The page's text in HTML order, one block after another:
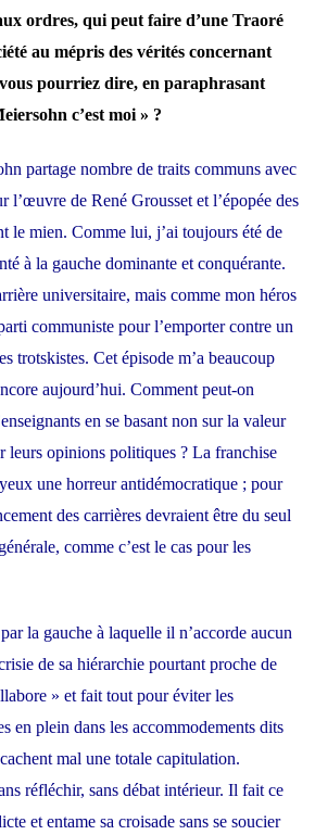
ordres, qui peut faire d’une Traoré
au mépris des vérités concernant
pourriez dire, en paraphrasant
c’est moi » ?
partage nombre de traits communs avec
l’œuvre de René Grousset et l’épopée des
le mien. Comme lui, j’ai toujours été de
à la gauche dominante et conquérante.
universitaire, mais comme mon héros
communiste pour l’emporter contre un
trotskistes. Cet épisode m’a beaucoup
aujourd’hui. Comment peut-on
en se basant non sur la valeur
leurs opinions politiques ? La franchise
une horreur antidémocratique ; pour
des carrières devraient être du seul
comme c’est le cas pour les
la gauche à laquelle il n’accorde aucun
de sa hiérarchie pourtant proche de
» et fait tout pour éviter les
en plein dans les accommodements dits
mal une totale capitulation.
réfléchir, sans débat intérieur. Il fait ce
et entame sa croisade sans se soucier